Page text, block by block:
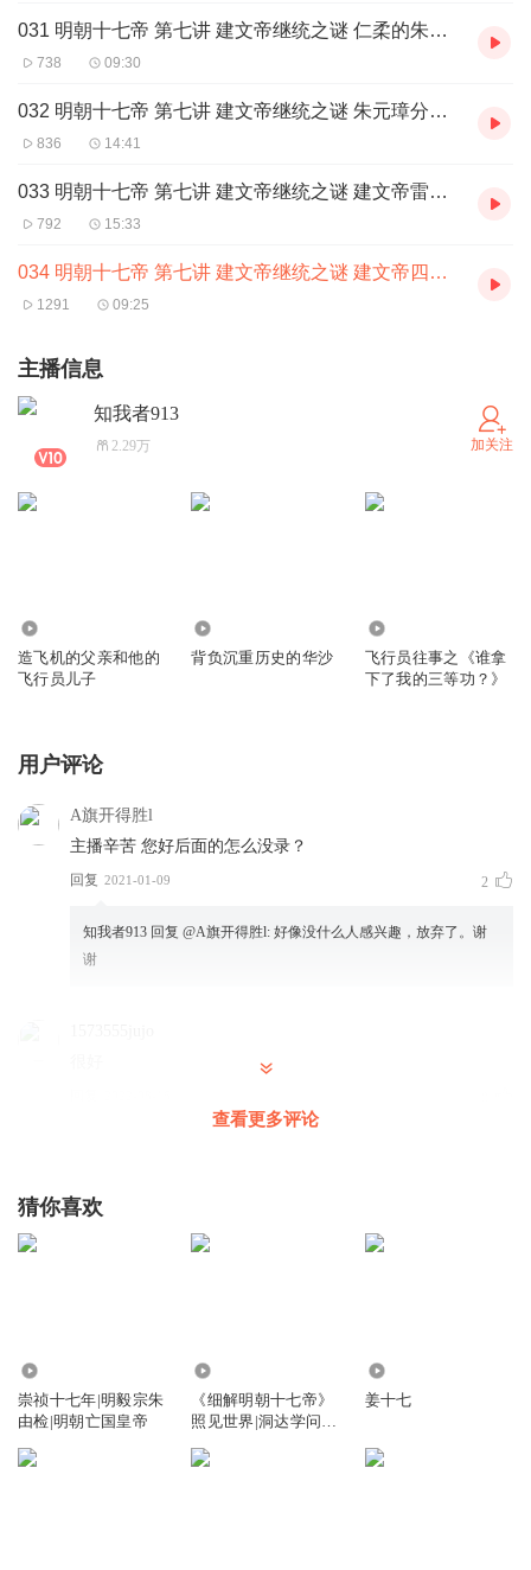
031 明朝十七帝 第七讲 建文帝继统之谜 仁柔的朱标父子 下
738 09:30
032 明朝十七帝 第七讲 建文帝继统之谜 朱元璋分封过侈
836 14:41
033 明朝十七帝 第七讲 建文帝继统之谜 建文帝雷厉风行果断削藩
792 15:33
034 明朝十七帝 第七讲 建文帝继统之谜 建文帝四载宽政解严霜
1291 09:25
主播信息
知我者913
2.29万 加关注
造飞机的父亲和他的
飞行员儿子
背负沉重历史的华沙
飞行员往事之《谁拿
下了我的三等功？》
用户评论
A旗开得胜l
主播辛苦 您好后面的怎么没录？
回复 2021-01-09 2
知我者913 回复 @A旗开得胜l: 好像没什么人感兴趣，放弃了。谢
谢
查看更多评论
猜你喜欢
崇祯十七年|明毅宗朱
由检|明朝亡国皇帝
《细解明朝十七帝》
照见世界|洞达学问博
姜十七